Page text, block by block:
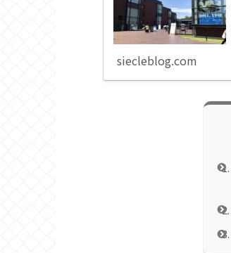
siecleblog.com